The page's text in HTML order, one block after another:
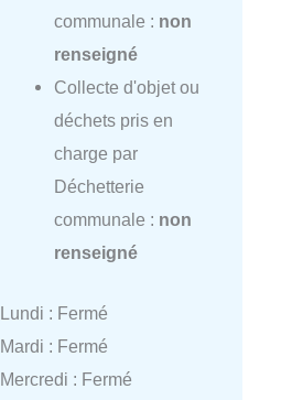
communale : non
renseigné
Collecte d'objet ou
déchets pris en
charge par
Déchetterie
communale : non
renseigné
Lundi : Fermé
Mardi : Fermé
Mercredi : Fermé